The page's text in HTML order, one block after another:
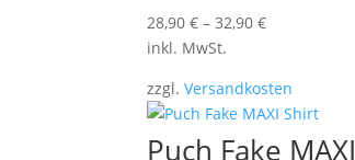
28,90€ –32,90€
inkl. MwSt.
zzgl.Versandkosten
Puch Fake MAXI